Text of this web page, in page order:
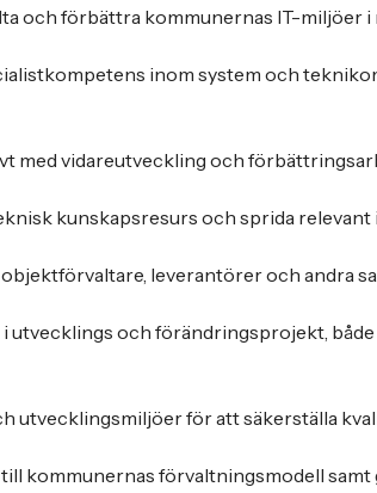
och förbättra kommunernas IT-miljöer
inom system och
med vidareutveckling och
kunskapsresurs och sprida
objektförvaltare, leverantörer och andra
i utvecklings och förändringsprojekt,
utvecklingsmiljöer för att säkerställa
till kommunernas förvaltningsmodell